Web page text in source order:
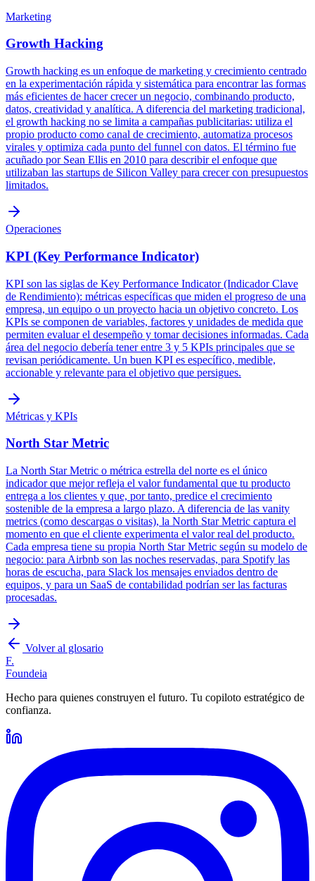
Marketing
Growth Hacking
Growth hacking es un enfoque de marketing y crecimiento centrado
en la experimentación rápida y sistemática para encontrar las formas
más eficientes de hacer crecer un negocio, combinando producto,
datos, creatividad y analítica. A diferencia del marketing tradicional,
el growth hacking no se limita a campañas publicitarias: utiliza el
propio producto como canal de crecimiento, automatiza procesos
virales y optimiza cada punto del funnel con datos. El término fue
acuñado por Sean Ellis en 2010 para describir el enfoque que
utilizaban las startups de Silicon Valley para crecer con presupuestos
limitados.
Operaciones
KPI (Key Performance Indicator)
KPI son las siglas de Key Performance Indicator (Indicador Clave
de Rendimiento): métricas específicas que miden el progreso de una
empresa, un equipo o un proyecto hacia un objetivo concreto. Los
KPIs se componen de variables, factores y unidades de medida que
permiten evaluar el desempeño y tomar decisiones informadas. Cada
área del negocio debería tener entre 3 y 5 KPIs principales que se
revisan periódicamente. Un buen KPI es específico, medible,
accionable y relevante para el objetivo que persigues.
Métricas y KPIs
North Star Metric
La North Star Metric o métrica estrella del norte es el único
indicador que mejor refleja el valor fundamental que tu producto
entrega a los clientes y que, por tanto, predice el crecimiento
sostenible de la empresa a largo plazo. A diferencia de las vanity
metrics (como descargas o visitas), la North Star Metric captura el
momento en que el cliente experimenta el valor real del producto.
Cada empresa tiene su propia North Star Metric según su modelo de
negocio: para Airbnb son las noches reservadas, para Spotify las
horas de escucha, para Slack los mensajes enviados dentro de
equipos, y para un SaaS de contabilidad podrían ser las facturas
procesadas.
Volver al glosario
F.
Foundeia
Hecho para quienes construyen el futuro. Tu copiloto estratégico de
confianza.